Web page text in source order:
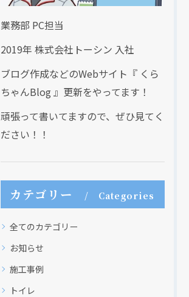
業務部 PC担当
2019年 株式会社トーシン 入社
ブログ作成などのWebサイト『 くら
ちゃんBlog 』更新をやってます！
頑張って書いてますので、ぜひ見てく
ださい！！
カテゴリー Categories
全てのカテゴリー
お知らせ
施工事例
トイレ